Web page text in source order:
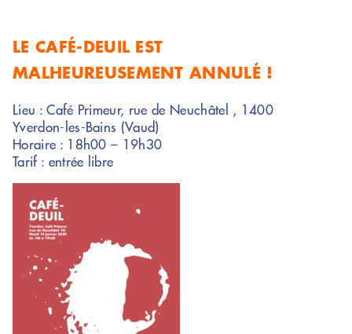
LE CAFÉ-DEUIL EST
MALHEUREUSEMENT ANNULÉ !
Lieu : Café Primeur, rue de Neuchâtel , 1400
Yverdon-les-Bains (Vaud)
Horaire : 18h00 – 19h30
Tarif : entrée libre